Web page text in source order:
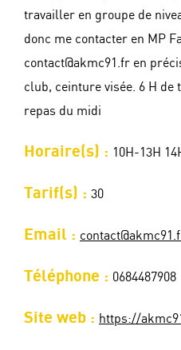
travailler en groupe de
donc me contacter en MP
contact@akmc91.fr en
club, ceinture visée. 6 H
repas du midi
Horaire(s) : 10H-13H
Tarif(s) : 30
Email :
Téléphone : 0684487908
Site web : https://